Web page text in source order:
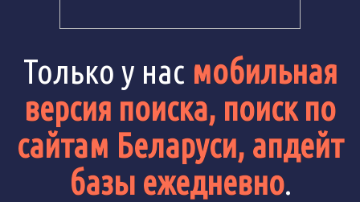
Только у нас мобильная
версия поиска, поиск по
сайтам Беларуси, апдейт
базы ежедневно.